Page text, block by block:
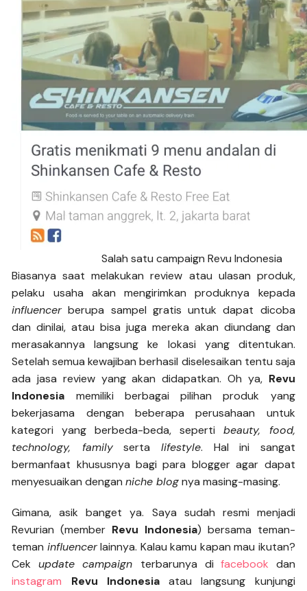
Salah satu campaign Revu Indonesia
Biasanya saat melakukan review atau ulasan produk,
pelaku usaha akan mengirimkan produknya kepada
influencerberupa sampel gratis untuk dapat dicoba
dan dinilai, atau bisa juga mereka akan diundang dan
merasakannya langsung ke lokasi yang ditentukan.
Setelah semua kewajiban berhasil diselesaikan tentu saja
ada jasa review yang akan didapatkan. Oh ya, Revu
Indonesia memiliki berbagai pilihan produk yang
bekerjasama dengan beberapa perusahaan untuk
kategori yang berbeda-beda, seperti beauty, food,
technology, familyserta lifestyle. Hal ini sangat
bermanfaat khususnya bagi para blogger agar dapat
menyesuaikan denganniche blognya masing-masing.
Gimana, asik banget ya. Saya sudah resmi menjadi
Revurian (member Revu Indonesia) bersama teman-
teman influencerlainnya. Kalau kamu kapan mau ikutan?
Cek update campaign terbarunya difacebook dan
instagram
Revu Indonesiaatau langsung kunjungi